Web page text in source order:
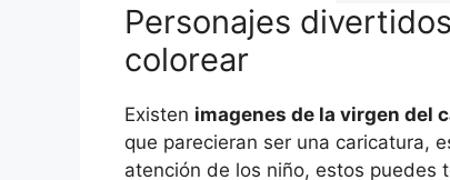
Personajes
colorear
Existen imagenes de la virgen del
que parecieran ser una caricatura,
atención de los niño, estos puedes